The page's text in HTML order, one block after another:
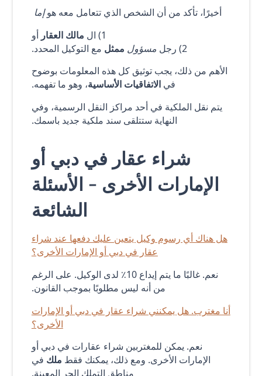
أخيرًا، تأكد من أن الشخص الذي تتعامل معه هوإما
1) ال
مالك العقار أو
2) رجل
مسؤول ممثل مع التوكيل المحدد.
الأهم من ذلك، يجب توثيق كل هذه المعلومات بوضوح
فيالاتفاقيات الأساسية، وهو ما تفهمه.
يتم نقل الملكية في أحد مراكز النقل الرسمية، وفي
النهاية ستتلقى سند ملكية جديد باسمك.
شراء عقار في دبي أو
الإمارات الأخرى - الأسئلة
الشائعة
هل هناك أي رسوم وكيل يتعين عليك دفعها عند شراء
عقار في دبي أو الإمارات الأخرى؟
نعم. غالبًا ما يتم إيداع 10٪ لدى الوكيل. على الرغم
من أنه ليس مطلوبًا بموجب القانون.
أنا مغترب. هل يمكنني شراء عقار في دبي أو الإمارات
الأخرى؟
نعم. يمكن للمغتربين شراء عقارات في دبي أو
الإمارات الأخرى. ومع ذلك، يمكنك فقط ملك في
مناطق التملك الحر المعينة.